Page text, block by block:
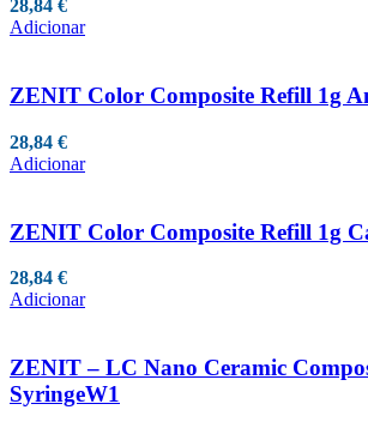
28,84 €
Adicionar
ZENIT Color Composite Refill 1g
28,84 €
Adicionar
ZENIT Color Composite Refill 1g
28,84 €
Adicionar
ZENIT – LC Nano Ceramic
SyringeW1